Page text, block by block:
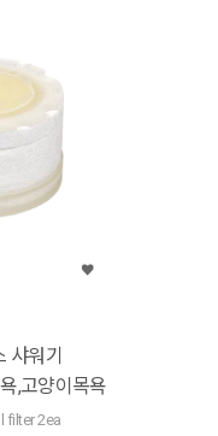
샤워기
,고양이목욕
filter 2ea